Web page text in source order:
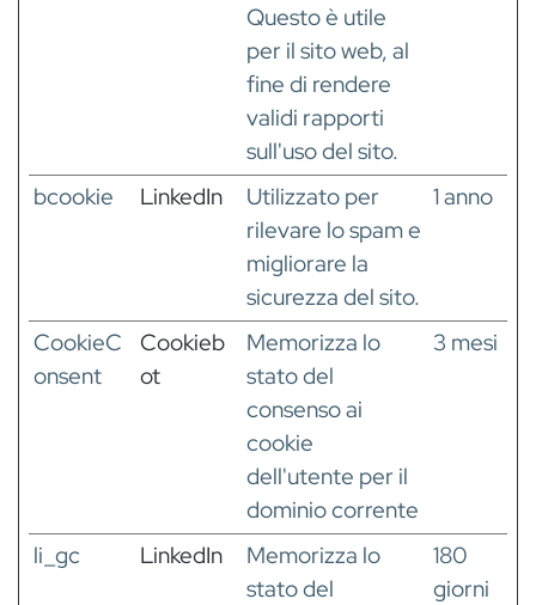
Questo è utile
per il sito web, al
fine di rendere
validi rapporti
sull'uso del sito.
bcookie LinkedIn
Utilizzato per
rilevare lo spam e
migliorare la
sicurezza del sito.
1 anno
CookieC
onsent
Cookieb
ot
Memorizza lo
stato del
consenso ai
cookie
dell'utente per il
dominio corrente
3 mesi
li_gc LinkedIn
Memorizza lo
stato del
180
giorni